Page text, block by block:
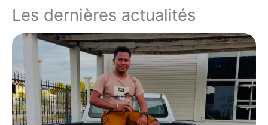
Les dernières actualités